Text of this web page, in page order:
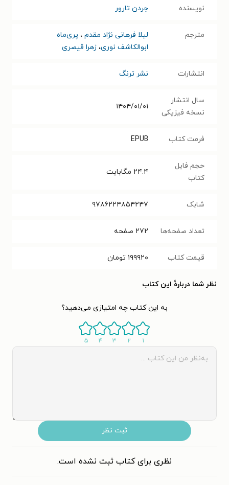
نویسنده جردن تارور
مترجم لیلا فرهانی نژاد مقدم ، پری‌ماه
ابوالکاشف نوری، زهرا قیصری
انتشارات نشر ترنگ
سال انتشار
نسخه فیزیکی
۱۴۰۴/۰۱/۰۱
فرمت کتاب EPUB
حجم فایل
کتاب
۲۴.۴ مگابایت
شابک ۹۷۸۶۲۲۴۸۵۴۲۴۷
تعداد صفحه‌ها ۲۷۲ صفحه
قیمت کتاب ۱۹۹۹۲۰ تومان
نظر شما دربارهٔ این کتاب
به این کتاب چه امتیازی می‌دهید؟
۱ ۲ ۳ ۴ ۵
ثبت نظر
نظری برای کتاب ثبت نشده است.